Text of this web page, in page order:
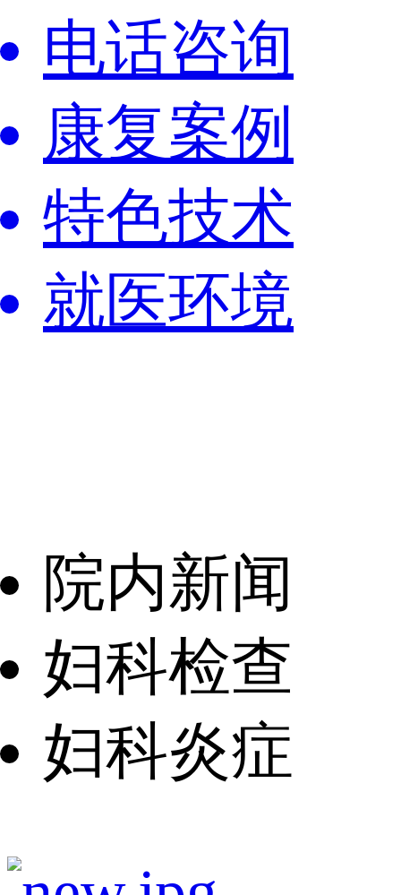
电话咨询
康复案例
特色技术
就医环境
院内新闻
妇科检查
妇科炎症